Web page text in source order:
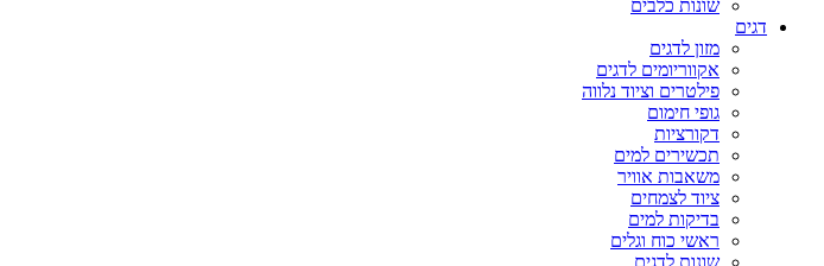
שונות כלבים
דגים
מזון לדגים
אקווריומים לדגים
פילטרים וציוד נלווה
גופי חימום
דקורציות
תכשירים למים
משאבות אוויר
ציוד לצמחים
בדיקות למים
ראשי כוח וגלים